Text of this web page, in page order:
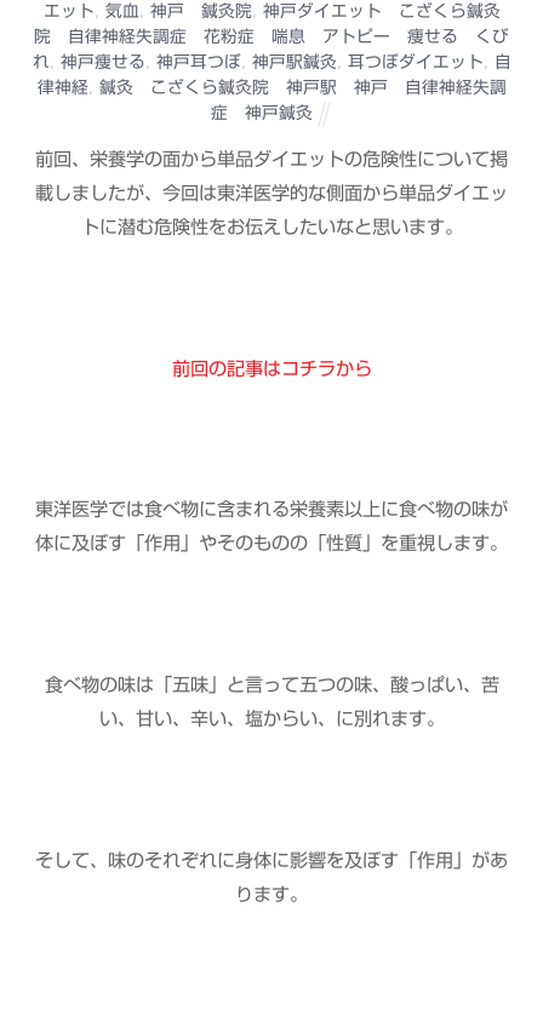
エット, 気血, 神戸 鍼灸院, 神戸ダイエット こざくら鍼灸
院 自律神経失調症 花粉症 喘息 アトピー 痩せる くび
れ, 神戸痩せる, 神戸耳つぼ, 神戸駅鍼灸, 耳つぼダイエット, 自
律神経, 鍼灸 こざくら鍼灸院 神戸駅 神戸 自律神経失調
症 神戸鍼灸
前回、栄養学の面から単品ダイエットの危険性について掲
載しましたが、今回は東洋医学的な側面から単品ダイエッ
トに潜む危険性をお伝えしたいなと思います。
前回の記事はコチラから
東洋医学では食べ物に含まれる栄養素以上に食べ物の味が
体に及ぼす「作用」やそのものの「性質」を重視します。
食べ物の味は「五味」と言って五つの味、酸っぱい、苦
い、甘い、辛い、塩からい、に別れます。
そして、味のそれぞれに身体に影響を及ぼす「作用」があ
ります。